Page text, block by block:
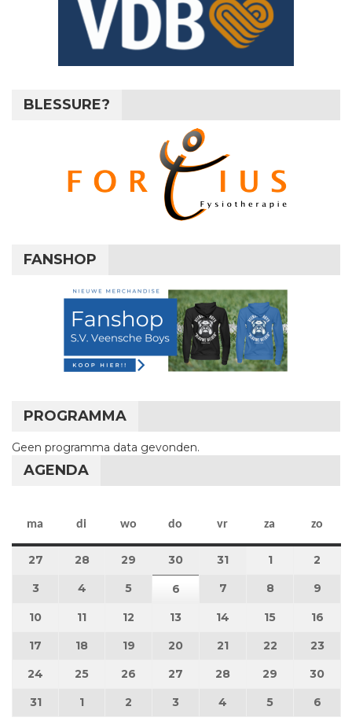
BLESSURE?
FANSHOP
PROGRAMMA
Geen programma data gevonden.
AGENDA
ma maandag
di dinsdag
wo woensdag
do donderdag
vr vrijdag
za zaterdag
zo
27 27 juli 2026
28 28 juli 2026
29 29 juli 2026
30 30 juli 2026
31 31 juli 2026
11 augustus
2
3 3 augustus 2026
4 4 augustus 2026
5 5 augustus 2026
6 6 augustus 2026
7 7 augustus 2026
8 8 augustus
9
10 10 augustus 2026
11 11 augustus 2026
12 12 augustus 2026
13 13 augustus 2026
14 14 augustus 2026
15 15 16
17 17 augustus 2026
18 18 augustus 2026
19 19 augustus 2026
20 20 augustus 2026
21 21 augustus 2026
22 22 23
24 24 augustus 2026
25 25 augustus 2026
26 26 augustus 2026
27 27 augustus 2026
28 28 augustus 2026
29 29 30
3131 augustus 2026
1 1 september 2026
2 2 september 2026
3 3 september 2026
4 4 september 2026
5 5 6